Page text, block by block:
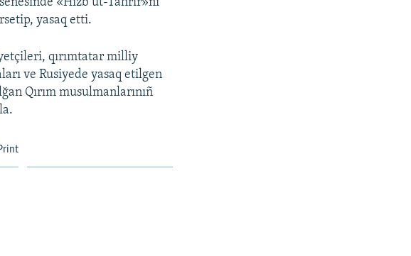
yasaq etti.
qırımtatar milliy
ve Rusiyede yasaq etilgen
Qırım musulmanlarınıñ